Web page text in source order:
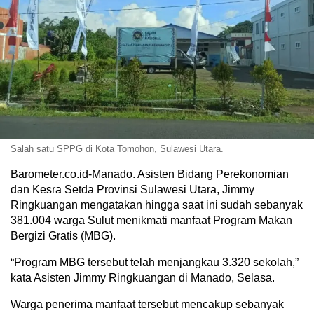
Salah satu SPPG di Kota Tomohon, Sulawesi Utara.
Barometer.co.id-Manado. Asisten Bidang Perekonomian
dan Kesra Setda Provinsi Sulawesi Utara, Jimmy
Ringkuangan mengatakan hingga saat ini sudah sebanyak
381.004 warga Sulut menikmati manfaat Program Makan
Bergizi Gratis (MBG).
“Program MBG tersebut telah menjangkau 3.320 sekolah,”
kata Asisten Jimmy Ringkuangan di Manado, Selasa.
Warga penerima manfaat tersebut mencakup sebanyak